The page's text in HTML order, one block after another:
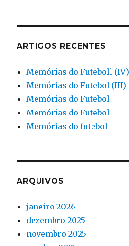
ARTIGOS RECENTES
Memórias do Futeboll (IV)
Memórias do Futebol (III)
Memórias do Futebol
Memórias do Futebol
Memórias do futebol
ARQUIVOS
janeiro 2026
dezembro 2025
novembro 2025